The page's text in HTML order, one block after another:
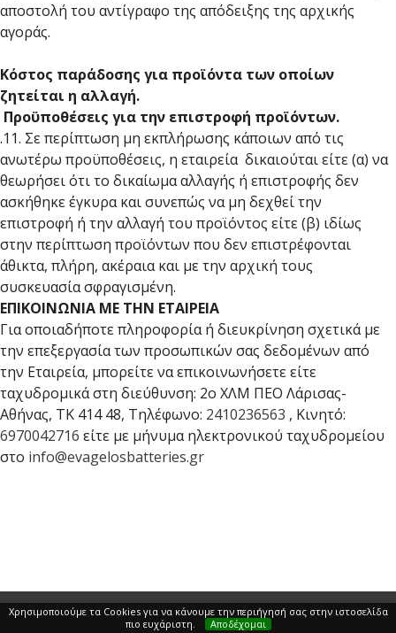
Χρησιμοποιούμε τα Cookies για να κάνουμε την περιήγησή σας στην ιστοσελίδα
πιο ευχάριστη.
Αποδέχομαι
αποστολή του αντίγραφο της απόδειξης της αρχικής
αγοράς.
Κόστος παράδοσης για προϊόντα των οποίων
ζητείται η αλλαγή.
Προϋποθέσεις για την επιστροφή προϊόντων.
.11. Σε περίπτωση μη εκπλήρωσης κάποιων από τις
ανωτέρω προϋποθέσεις, η εταιρεία δικαιούται είτε (α) να
θεωρήσει ότι το δικαίωμα αλλαγής ή επιστροφής δεν
ασκήθηκε έγκυρα και συνεπώς να μη δεχθεί την
επιστροφή ή την αλλαγή του προϊόντος είτε (β) ιδίως
στην περίπτωση προϊόντων που δεν επιστρέφονται
άθικτα, πλήρη, ακέραια και με την αρχική τους
συσκευασία σφραγισμένη.
ΕΠΙΚΟΙΝΩΝΙΑ ΜΕ ΤΗΝ ΕΤΑΙΡΕΙΑ
Για οποιαδήποτε πληροφορία ή διευκρίνηση σχετικά με
την επεξεργασία των προσωπικών σας δεδομένων από
την Εταιρεία, μπορείτε να επικοινωνήσετε είτε
ταχυδρομικά στη διεύθυνση: 2ο ΧΛΜ ΠΕΟ Λάρισας-
Αθήνας, ΤΚ 414 48, Τηλέφωνο: 2410236563 , Κινητό:
6970042716 είτε με μήνυμα ηλεκτρονικού ταχυδρομείου
στο info@evagelosbatteries.gr
ΣΧΕΤΙΚΑ ΜΕ ΤΗΝ ΕΥΑΓΓΕΛΟΣ